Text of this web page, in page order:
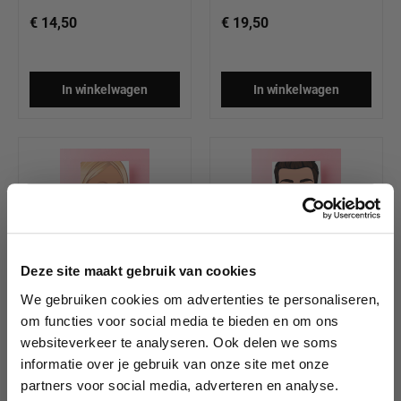
Deze site maakt gebruik van cookies
We gebruiken cookies om advertenties te personaliseren,
om functies voor social media te bieden en om ons
websiteverkeer te analyseren. Ook delen we soms
informatie over je gebruik van onze site met onze
partners voor social media, adverteren en analyse.
€ 14,50
In winkelwagen
€ 19,50
In winkelwagen
Oefenbord Charlie
(linkshandig) (A4)
€ 19,50
Oefenbord Nico (A4)
€ 19,50
10% korting?
Lees als eerste over nieuwe producten,
tutorials, aanbiedingen, evenementen,
wedstrijden en meer.
Meld je aan en ontvang direct